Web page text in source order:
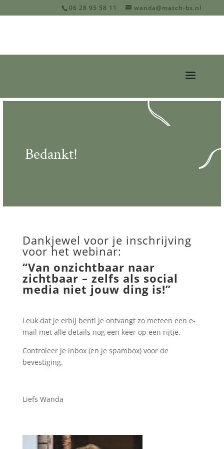
06 28 95 58 11 wanda@match-bs.nl
Bedankt!
Dankjewel voor je inschrijving
voor het webinar:
“Van onzichtbaar naar
zichtbaar – zelfs als social
media niet jouw ding is!”
Leuk dat je erbij bent! Je ontvangt zo meteen een e-
mail met alle details nog een keer op een rijtje.
Controleer je inbox (en je spambox) voor de
bevestiging.
Liefs Wanda